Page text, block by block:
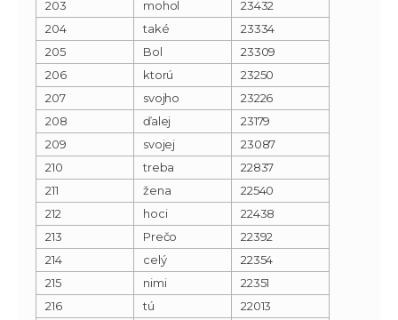
203
mohol
23432
204
také
23334
205
Bol
23309
206
ktorú
23250
207
svojho
23226
208
ďalej
23179
209
svojej
23087
210
treba
22837
211
žena
22540
212
hoci
22438
213
Prečo
22392
214
celý
22354
215
nimi
22351
216
tú
22013